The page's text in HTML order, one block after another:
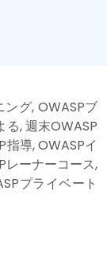
グ, OWASPブ
る, 週末OWASP
指導, OWASPイ
レーナーコース,
プライベート